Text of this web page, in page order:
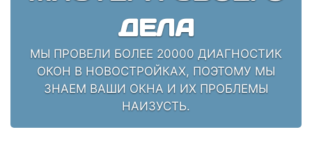
ДЕЛА
МЫ ПРОВЕЛИ БОЛЕЕ 20000 ДИАГНОСТИК
ОКОН В НОВОСТРОЙКАХ, ПОЭТОМУ МЫ
ЗНАЕМ ВАШИ ОКНА И ИХ ПРОБЛЕМЫ
НАИЗУСТЬ.